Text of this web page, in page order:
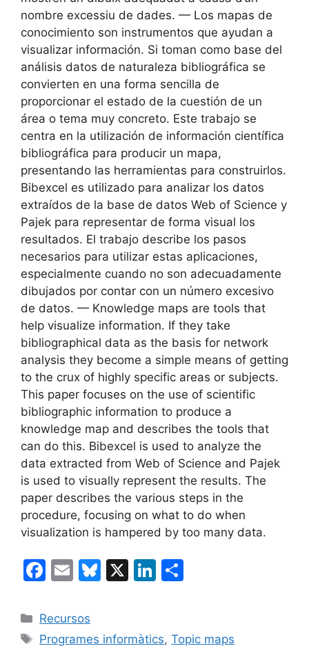
nombre excessiu de dades. — Los mapas de
conocimiento son instrumentos que ayudan a
visualizar información. Si toman como base del
análisis datos de naturaleza bibliográfica se
convierten en una forma sencilla de
proporcionar el estado de la cuestión de un
área o tema muy concreto. Este trabajo se
centra en la utilización de información científica
bibliográfica para producir un mapa,
presentando las herramientas para construirlos.
Bibexcel es utilizado para analizar los datos
extraídos de la base de datos Web of Science y
Pajek para representar de forma visual los
resultados. El trabajo describe los pasos
necesarios para utilizar estas aplicaciones,
especialmente cuando no son adecuadamente
dibujados por contar con un número excesivo
de datos. — Knowledge maps are tools that
help visualize information. If they take
bibliographical data as the basis for network
analysis they become a simple means of getting
to the crux of highly specific areas or subjects.
This paper focuses on the use of scientific
bibliographic information to produce a
knowledge map and describes the tools that
can do this. Bibexcel is used to analyze the
data extracted from Web of Science and Pajek
is used to visually represent the results. The
paper describes the various steps in the
procedure, focusing on what to do when
visualization is hampered by too many data.
F
c
e
E
ai
l
Bl
s
X
Li
e
p
Categories
Recursos
Etiquetes
Programes informàtics,Topic maps